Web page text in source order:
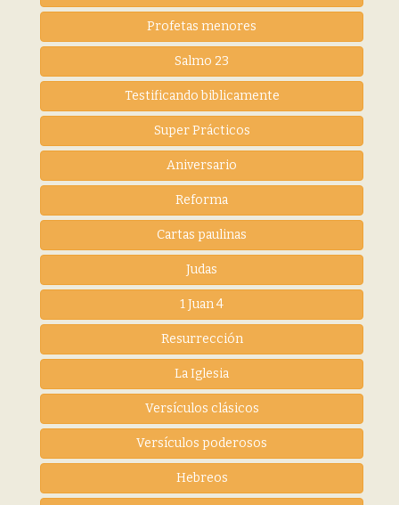
Profetas menores
Salmo 23
Testificando biblicamente
Super Prácticos
Aniversario
Reforma
Cartas paulinas
Judas
1 Juan 4
Resurrección
La Iglesia
Versículos clásicos
Versículos poderosos
Hebreos